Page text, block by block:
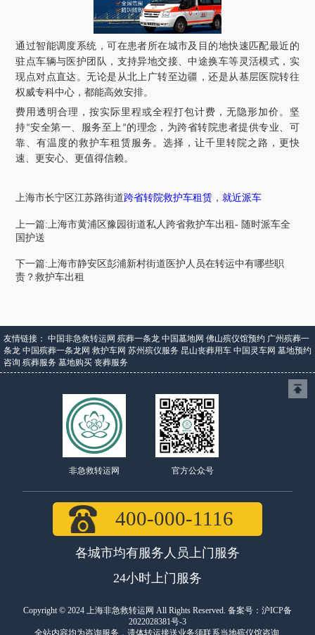
通过智能调度系统，可在患者所在城市及目的地快速匹配最近的
驻点车辆与医护团队，支持异地交接、中途换车等灵活模式，实
现点对点直达。无论是从北上广转至边疆，还是从基层医院转往
权威专科中心，都能高效安排。
费用透明合理，按实际里程或全程打包计费，无隐形加价。坚
持“安全第一、服务至上”的理念，为跨省转院患者提供专业、可
靠、有温度的救护车租赁服务。选择，让千里转院之路，更快
速、更安心、更值得信赖。
上海市长宁区江苏路街道跨省转院救护车租赁 ，就近派车
上一篇:上海市黄浦区豫园街道私人跨省救护车出租- 随时派车全
国护送
下一篇:上海市静安区彭浦新村街道医护人员在转运中有哪些职
责？救护车出租
友情链接： 中国非急救转运网 殡葬一条龙 中国墓地网 佛山殡仪馆预约 广州殡葬一
条龙 中国殡葬一条龙网 救护车网 苏州殡仪服务 昆山丧葬用车 中国灵车网 墓地预约
咨询 殡葬服务 墓地购买 丧葬服务
非急救转运网 官方公众号
400-000-1116
各城市均有服务人员上门服务
24小时上门服务
Copyright © 2024 上海非急救转运网 All Rights Reserved. 备案号： 沪ICP备
2022028381号-3
全站内容均为咨询服务，遗体转运接送业务须联系当地殡仪馆咨询.